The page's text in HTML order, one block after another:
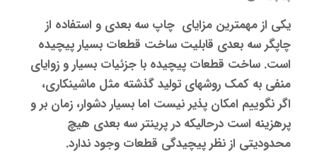
یکی از مهمترین مزایای چاپ سه بعدی و استفاده از
چاپگر سه بعدی قابلیت ساخت قطعات بسیار پیچیده
است. ساخت قطعات پیچیده با جزئیات بسیار و زوایای
منفی به کمک روشهای تولید گذشته مثل ماشینکاری،
اگر نگوییم امکان پذیر نیست اما بسیار دشوار، زمان بر و
پرهزینه است درحالیکه در پرینتر سه بعدی هیچ
محدودیتی از نظر پیچیدگی قطعات وجود ندارد.